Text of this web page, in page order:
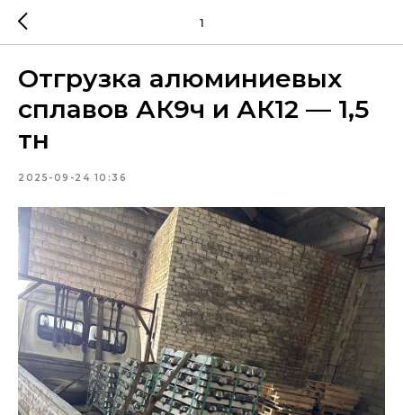
1
Отгрузка алюминиевых
сплавов АК9ч и АК12 — 1,5
тн
2025-09-24 10:36